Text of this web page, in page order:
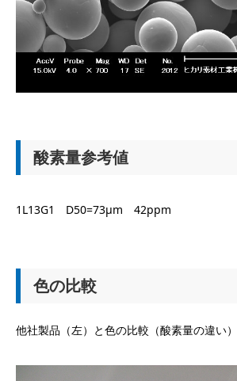
酸素量参考値
1L13G1 D50=73μm 42ppm
色の比較
他社製品（左）と色の比較（酸素量の違い